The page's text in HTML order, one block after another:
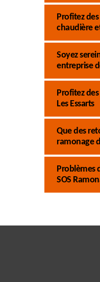
Profitez
chaudière
Soyez
entreprise
Profitez
Les Essarts
Que des
ramonage
Problèmes
SOS